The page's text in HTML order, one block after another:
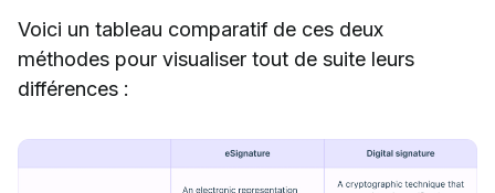
Voici un tableau comparatif de ces deux
méthodes pour visualiser tout de suite leurs
différences :